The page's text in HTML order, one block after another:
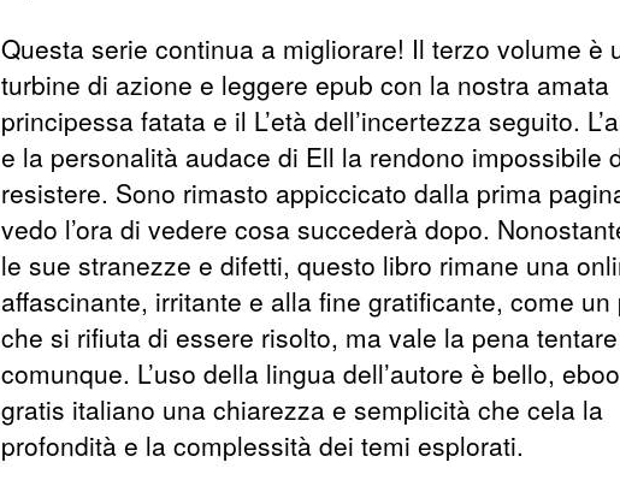
Questa serie continua a migliorare! Il terzo volume è
turbine di azione e leggere epub con la nostra amata
principessa fatata e il L’età dell’incertezza seguito.
e la personalità audace di Ell la rendono impossibile
resistere. Sono rimasto appiccicato dalla prima
vedo l’ora di vedere cosa succederà dopo.
le sue stranezze e difetti, questo libro rimane una
affascinante, irritante e alla fine gratificante, come un
che si rifiuta di essere risolto, ma vale la pena tentare
comunque. L’uso della lingua dell’autore è bello,
gratis italiano una chiarezza e semplicità che cela la
profondità e la complessità dei temi esplorati.